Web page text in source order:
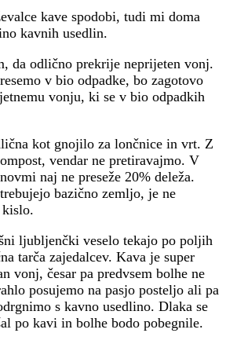
kave spodobi, tudi mi doma
kavnih usedlin.
da odlično prekrije neprijeten vonj.
v bio odpadke, bo zagotovo
vonju, ki se v bio odpadkih
kot gnojilo za lončnice in vrt. Z
vendar ne pretiravajmo. V
naj ne preseže 20% deleža.
bazično zemljo, je ne
kislo.
ljubljenčki veselo tekajo po poljih
tarča zajedalcev. Kava je super
vonj, česar pa predvsem bolhe ne
posujemo na pasjo posteljo ali pa
s kavno usedlino. Dlaka se
po kavi in bolhe bodo pobegnile.